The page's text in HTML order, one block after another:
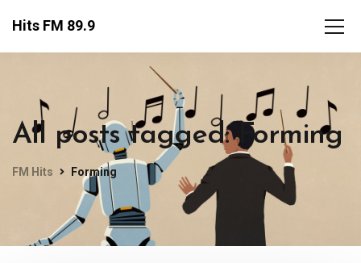
Hits FM 89.9
All posts tagged: Forming
FM Hits Forming